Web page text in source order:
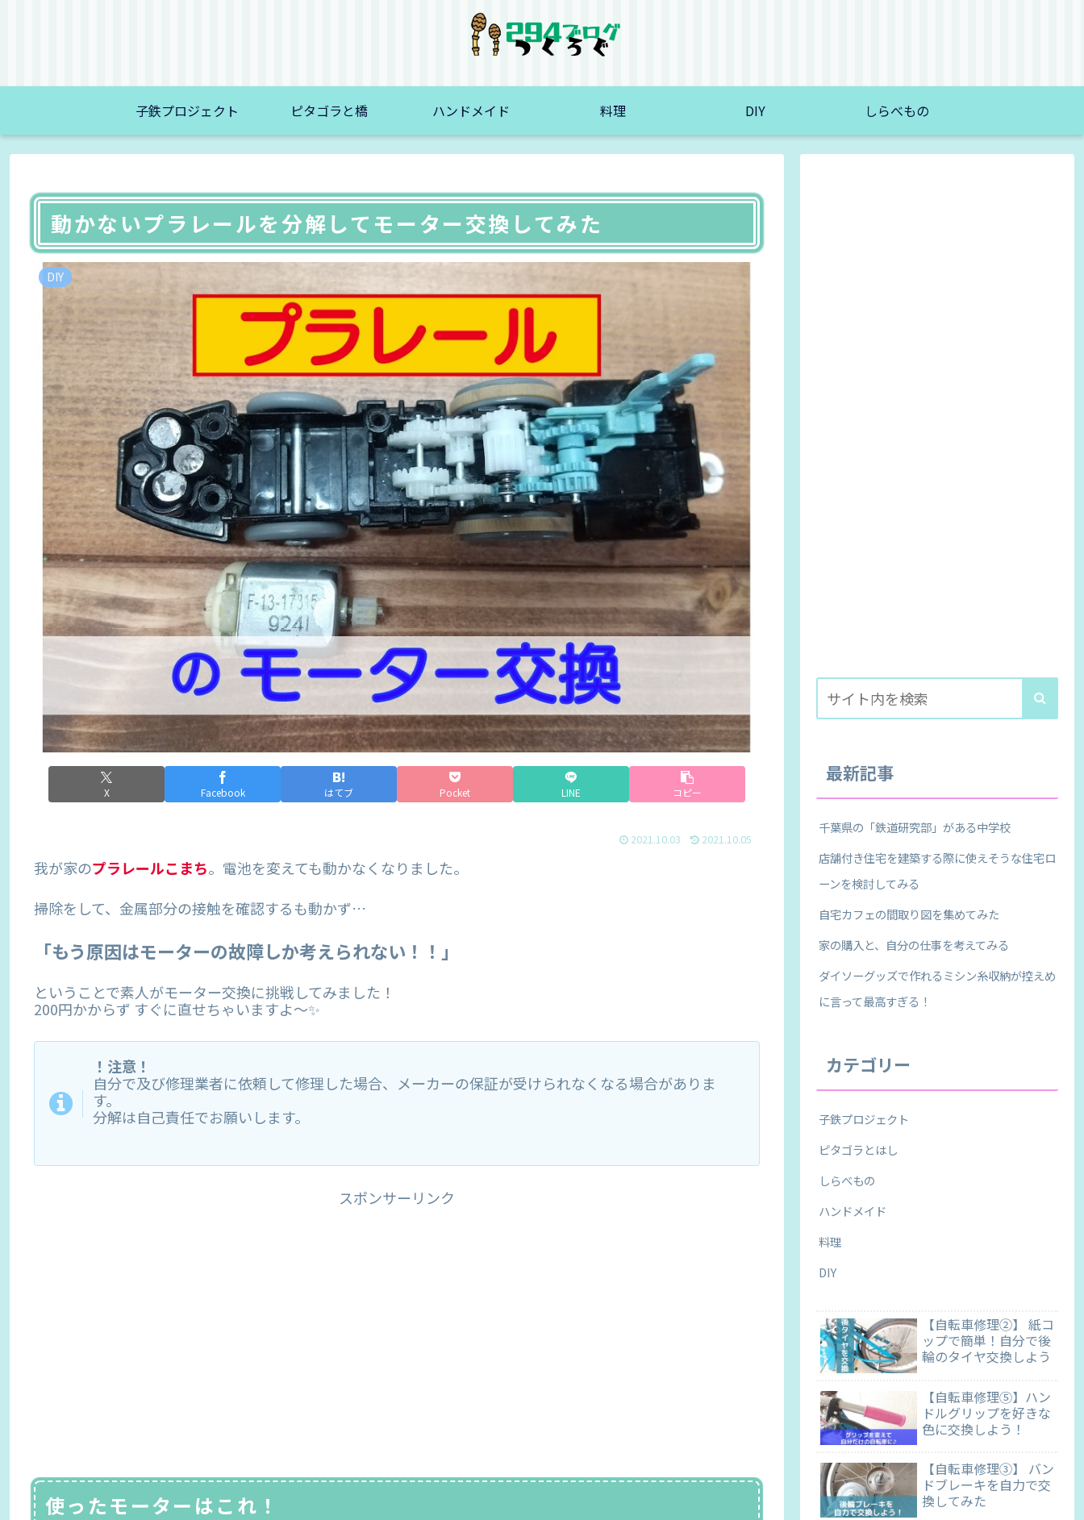
子鉄プロジェクト ピタゴラと橋 ハンドメイド 料理 DIY しらべもの
動かないプラレールを分解してモーター交換してみた
DIY
X Facebook はてブ Pocket LINE コピー
2021.10.03 2021.10.05
我が家のプラレールこまち。電池を変えても動かなくなりました。
掃除をして、金属部分の接触を確認するも動かず…
「もう原因はモーターの故障しか考えられない！！」
ということで素人がモーター交換に挑戦してみました！
200円かからず すぐに直せちゃいますよ〜✨
！注意！
自分で及び修理業者に依頼して修理した場合、メーカーの保証が受けられなくなる場合がありま
す。
分解は自己責任でお願いします。
スポンサーリンク
使ったモーターはこれ！
最新記事
千葉県の「鉄道研究部」がある中学校
店舗付き住宅を建築する際に使えそうな住宅ロ
ーンを検討してみる
自宅カフェの間取り図を集めてみた
家の購入と、自分の仕事を考えてみる
ダイソーグッズで作れるミシン糸収納が控えめ
に言って最高すぎる！
カテゴリー
子鉄プロジェクト
ピタゴラとはし
しらべもの
ハンドメイド
料理
DIY
【自転車修理②】 紙コ
ップで簡単！自分で後
輪のタイヤ交換しよう
【自転車修理⑤】ハン
ドルグリップを好きな
色に交換しよう！
【自転車修理③】 バン
ドブレーキを自力で交
換してみた